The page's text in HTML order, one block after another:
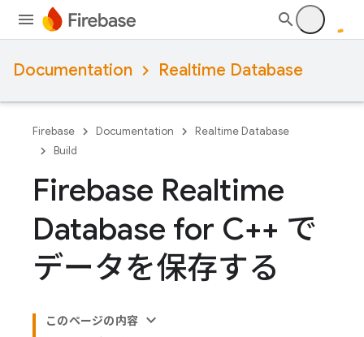
Documentation Realtime Database
Firebase Documentation
Realtime Database
Build
Firebase Realtime
Database for C++ で
データを保存する
このページの内容